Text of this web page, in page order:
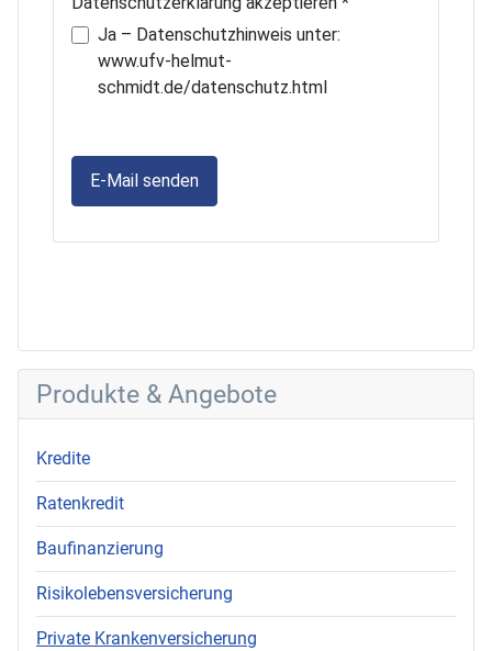
Produkte & Angebote
Kredite
Ratenkredit
Baufinanzierung
Risikolebensversicherung
Private Krankenversicherung